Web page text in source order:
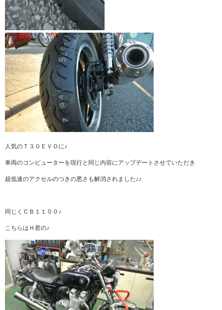
人気のＴ３０ＥＶＯに♪
車両のコンピューターを現行と同じ内容にアップデートさせていただき
超低速のアクセルのつきの悪さも解消されました♪♪
同じくＣＢ１１００♪
こちらはＨ君の♪